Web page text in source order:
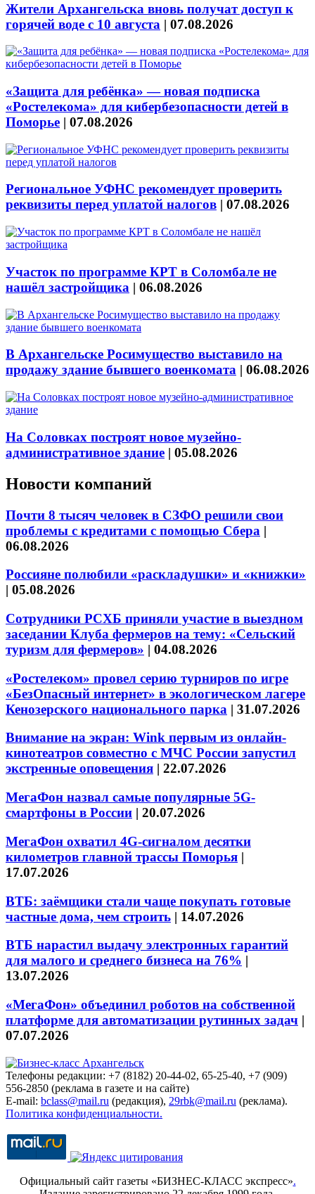
Жители Архангельска вновь получат доступ к
горячей воде с 10 августа | 07.08.2026
«Защита для ребёнка» — новая подписка
«Ростелекома» для кибербезопасности детей в
Поморье | 07.08.2026
Региональное УФНС рекомендует проверить
реквизиты перед уплатой налогов | 07.08.2026
Участок по программе КРТ в Соломбале не
нашёл застройщика | 06.08.2026
В Архангельске Росимущество выставило на
продажу здание бывшего военкомата | 06.08.2026
На Соловках построят новое музейно-
административное здание | 05.08.2026
Новости компаний
Почти 8 тысяч человек в СЗФО решили свои
проблемы с кредитами с помощью Сбера |
06.08.2026
Россияне полюбили «раскладушки» и «книжки»
| 05.08.2026
Сотрудники РСХБ приняли участие в выездном
заседании Клуба фермеров на тему: «Сельский
туризм для фермеров» | 04.08.2026
«Ростелеком» провел серию турниров по игре
«БезОпасный интернет» в экологическом лагере
Кенозерского национального парка | 31.07.2026
Внимание на экран: Wink первым из онлайн-
кинотеатров совместно с МЧС России запустил
экстренные оповещения | 22.07.2026
МегаФон назвал самые популярные 5G-
смартфоны в России | 20.07.2026
МегаФон охватил 4G-сигналом десятки
километров главной трассы Поморья |
17.07.2026
ВТБ: заёмщики стали чаще покупать готовые
частные дома, чем строить | 14.07.2026
ВТБ нарастил выдачу электронных гарантий
для малого и среднего бизнеса на 76% |
13.07.2026
«МегаФон» объединил роботов на собственной
платформе для автоматизации рутинных задач |
07.07.2026
Телефоны редакции: +7 (8182) 20-44-02, 65-25-40, +7 (909)
556-2850 (реклама в газете и на сайте)
E-mail: bclass@mail.ru (редакция), 29rbk@mail.ru (реклама).
Политика конфиденциальности.
Официальный сайт газеты «БИЗНЕС-КЛАСС экспресс».